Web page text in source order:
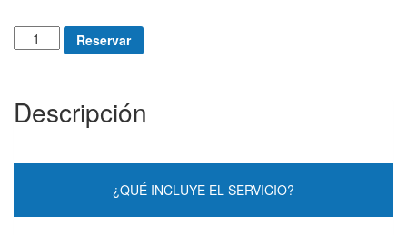
Reconocimiento
médico
para
niños
Reservar
Descripción
¿QUÉ INCLUYE EL SERVICIO?